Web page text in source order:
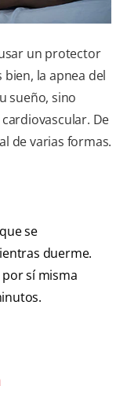
SUSCRÍBETE
un protector
la apnea del
sueño, sino
De
de varias formas.
se
duerme.
sí misma